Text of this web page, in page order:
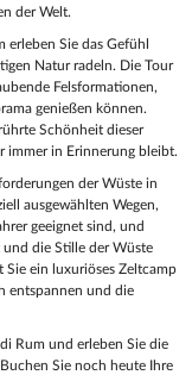
der Welt.
erleben Sie das Gefühl
Natur radeln. Die Tour
Felsformationen,
genießen können.
Schönheit dieser
immer in Erinnerung bleibt.
der Wüste in
ausgewählten Wegen,
geeignet sind, und
die Stille der Wüste
Sie ein luxuriöses Zeltcamp
entspannen und die
Rum und erleben Sie die
Sie noch heute Ihre